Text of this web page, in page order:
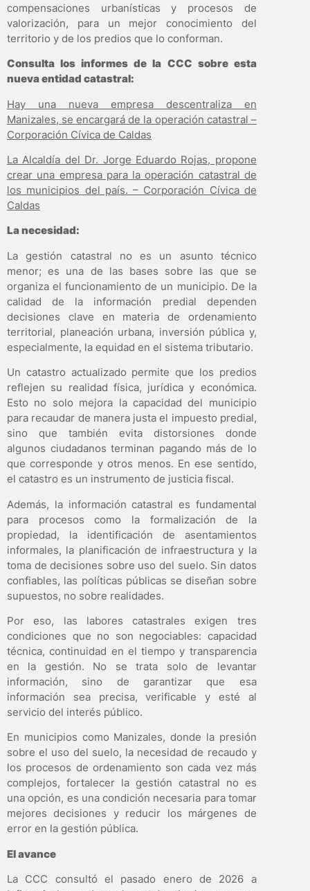
compensaciones urbanísticas y procesos de
valorización, para un mejor conocimiento del
territorio y de los predios que lo conforman.
Consulta los informes de la CCC sobre esta
nueva entidad catastral:
Hay una nueva empresa descentraliza en
Manizales, se encargará de la operación catastral –
Corporación Cívica de Caldas
La Alcaldía del Dr. Jorge Eduardo Rojas, propone
crear una empresa para la operación catastral de
los municipios del país. – Corporación Cívica de
Caldas
La necesidad:
La gestión catastral no es un asunto técnico
menor; es una de las bases sobre las que se
organiza el funcionamiento de un municipio. De la
calidad de la información predial dependen
decisiones clave en materia de ordenamiento
territorial, planeación urbana, inversión pública y,
especialmente, la equidad en el sistema tributario.
Un catastro actualizado permite que los predios
reflejen su realidad física, jurídica y económica.
Esto no solo mejora la capacidad del municipio
para recaudar de manera justa el impuesto predial,
sino que también evita distorsiones donde
algunos ciudadanos terminan pagando más de lo
que corresponde y otros menos. En ese sentido,
el catastro es un instrumento de justicia fiscal.
Además, la información catastral es fundamental
para procesos como la formalización de la
propiedad, la identificación de asentamientos
informales, la planificación de infraestructura y la
toma de decisiones sobre uso del suelo. Sin datos
confiables, las políticas públicas se diseñan sobre
supuestos, no sobre realidades.
Por eso, las labores catastrales exigen tres
condiciones que no son negociables: capacidad
técnica, continuidad en el tiempo y transparencia
en la gestión. No se trata solo de levantar
información, sino de garantizar que esa
información sea precisa, verificable y esté al
servicio del interés público.
En municipios como Manizales, donde la presión
sobre el uso del suelo, la necesidad de recaudo y
los procesos de ordenamiento son cada vez más
complejos, fortalecer la gestión catastral no es
una opción, es una condición necesaria para tomar
mejores decisiones y reducir los márgenes de
error en la gestión pública.
El avance
La CCC consultó el pasado enero de 2026 a